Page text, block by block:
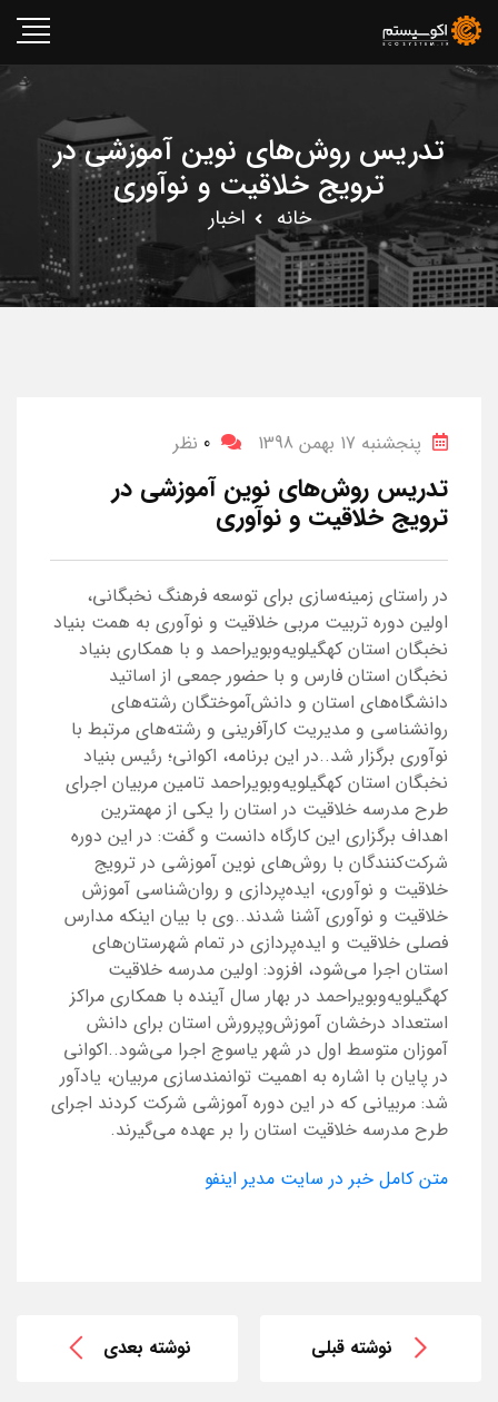
تدریس روش‌های نوین آموزشی در
ترویج خلاقیت و نوآوری
خانه اخبار
پنجشنبه 17 بهمن 1398 0 نظر
تدریس روش‌های نوین آموزشی در
ترویج خلاقیت و نوآوری
در راستای زمینه‌سازی برای توسعه فرهنگ نخبگانی،
اولین دوره تربیت مربی خلاقیت و نوآوری به همت بنیاد
نخبگان استان کهگیلویه‌وبویراحمد و با همکاری بنیاد
نخبگان استان فارس و با حضور جمعی از اساتید
دانشگاه‌های استان و دانش‌آموختگان رشته‌های
روانشناسی و مدیریت کارآفرینی و رشته‌های مرتبط با
نوآوری برگزار شد..در این برنامه، اکوانی؛ رئیس بنیاد
نخبگان استان کهگیلویه‌وبویراحمد تامین مربیان اجرای
طرح مدرسه خلاقیت در استان را یکی از مهمترین
اهداف برگزاری این کارگاه دانست و گفت: در این دوره
شرکت‌کنندگان با روش‌های نوین آموزشی در ترویج
خلاقیت و نوآوری، ایده‌پردازی و روان‌شناسی آموزش
خلاقیت و نوآوری آشنا شدند..وی با بیان اینکه مدارس
فصلی خلاقیت و ایده‌پردازی در تمام شهرستان‌های
استان اجرا می‌شود، افزود: اولین مدرسه خلاقیت
کهگیلویه‌وبویراحمد در بهار سال آینده با همکاری مراکز
استعداد درخشان آموزش‌وپرورش استان برای دانش
آموزان متوسط اول در شهر یاسوج اجرا می‌شود..اکوانی
در پایان با اشاره به اهمیت توانمندسازی مربیان، یادآور
شد: مربیانی که در این دوره آموزشی شرکت کردند اجرای
طرح مدرسه خلاقیت استان را بر عهده می‌گیرند.
متن کامل خبر در سایت مدیر اینفو
نوشته قبلی نوشته بعدی